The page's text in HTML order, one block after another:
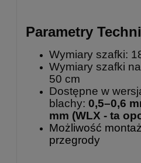
Parametry
Wymiary szafki:
Wymiary szafki
50 cm
Dostępne w
blachy: 0,5–0,6
mm (WLX - ta
Możliwość
przegrody